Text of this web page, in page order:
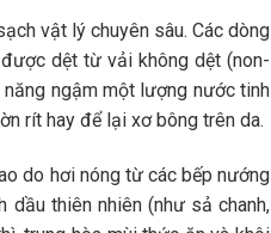
vật lý chuyên sâu. Các dòng
dệt từ vải không dệt (non-
ngậm một lượng nước tinh
rít hay để lại xơ bông trên da.
do hơi nóng từ các bếp nướng
thiên nhiên (như sả chanh,